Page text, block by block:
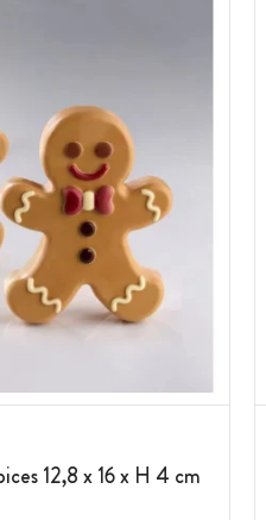
12,8 x 16 x H 4 cm